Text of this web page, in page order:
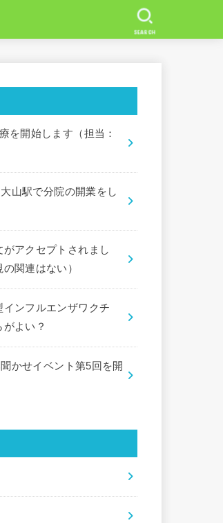
SEARCH
を開始します（担当：
山駅で分院の開業をし
アクセプトされまし
関連はない）
ンフルエンザワクチ
よい？
かせイベント第5回を開